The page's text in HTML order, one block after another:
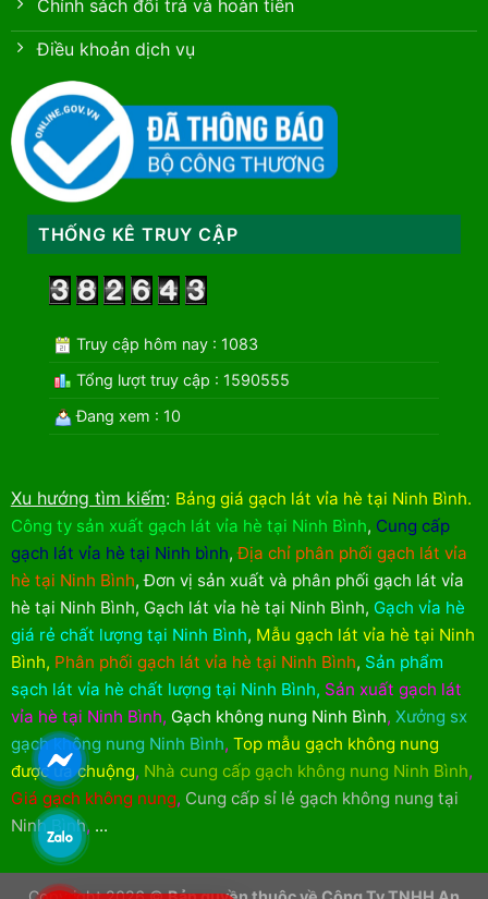
Chính sách đổi trả và hoàn tiền
Điều khoản dịch vụ
THỐNG KÊ TRUY CẬP
Truy cập hôm nay : 1083
Tổng lượt truy cập : 1590555
Đang xem : 10
Xu hướng tìm kiếm: Bảng giá gạch lát vỉa hè tại Ninh Bình.
Công ty sản xuất gạch lát vỉa hè tại Ninh Bình, Cung cấp
gạch lát vỉa hè tại Ninh bình,Địa chỉ phân phối gạch lát vỉa
hè tại Ninh Bình,Đơn vị sản xuất và phân phối gạch lát vỉa
hè tại Ninh Bình, Gạch lát vỉa hè tại Ninh Bình, Gạch vỉa hè
giá rẻ chất lượng tại Ninh Bình, Mẫu gạch lát vỉa hè tại Ninh
Bình, Phân phối gạch lát vỉa hè tại Ninh Bình, Sản phẩm
sạch lát vỉa hè chất lượng tại Ninh Bình, Sản xuất gạch lát
vỉa hè tại Ninh Bình, Gạch không nung Ninh Bình, Xưởng sx
gạch không nung Ninh Bình, Top mẫu gạch không nung
được ưa chuộng, Nhà cung cấp gạch không nung Ninh Bình,
Giá gạch không nung, Cung cấp sỉ lẻ gạch không nung tại
Ninh Bình, ...